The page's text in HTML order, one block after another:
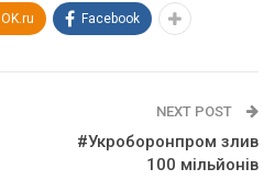
OK.ru Facebook
NEXT POST
#Укроборонпром злив
100 мільйонів